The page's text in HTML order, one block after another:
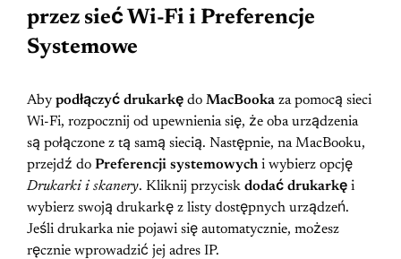
przez sieć Wi-Fi i Preferencje
Systemowe
Aby podłączyć drukarkę do MacBooka za pomocą sieci
Wi-Fi, rozpocznij od upewnienia się, że oba urządzenia
są połączone z tą samą siecią. Następnie, na MacBooku,
przejdź do Preferencji systemowychi wybierz opcję
Drukarki i skanery. Kliknij przycisk dodać drukarkę i
wybierz swoją drukarkę z listy dostępnych urządzeń.
Jeśli drukarka nie pojawi się automatycznie, możesz
ręcznie wprowadzić jej adres IP.